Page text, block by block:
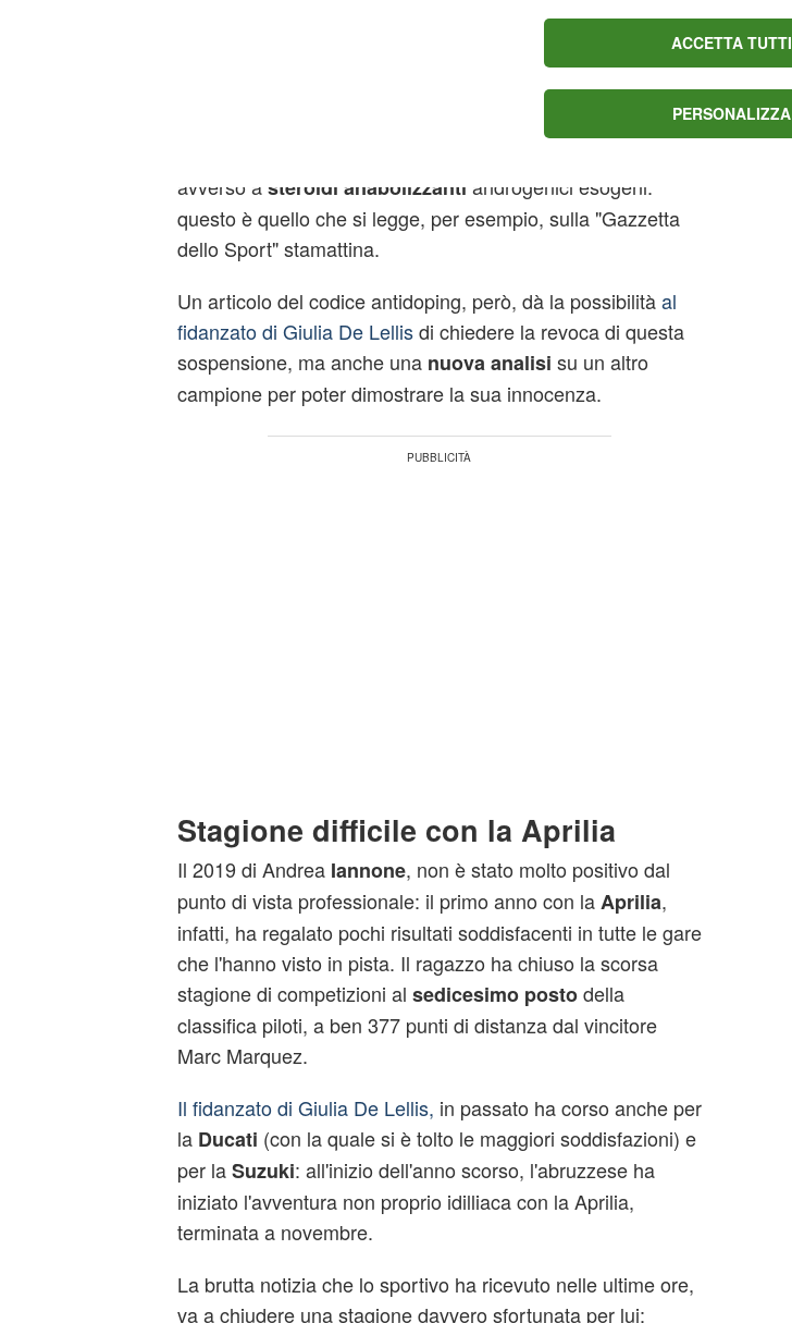
avverso asteroidi anabolizzanti androgenici esogeni:
questo è quello che si legge, per esempio, sulla "Gazzetta
dello Sport" stamattina.
Un articolo del codice antidoping, però, dà la possibilitàal
fidanzato di Giulia De Lellisdi chiedere la revoca di questa
sospensione, ma anche una nuova analisi su un altro
campione per poter dimostrare la sua innocenza.
Stagione difficile con la Aprilia
Il 2019 di Andrea Iannone, non è stato molto positivo dal
punto di vista professionale: il primo anno con laAprilia,
infatti, ha regalato pochi risultati soddisfacenti in tutte le gare
che l'hanno visto in pista. Il ragazzo ha chiuso la scorsa
stagione di competizioni al sedicesimo postodella
classifica piloti, a ben 377 punti di distanza dal vincitore
Marc Marquez.
Il fidanzato di Giulia De Lellis, in passato ha corso anche per
la Ducati (con la quale si è tolto le maggiori soddisfazioni) e
per laSuzuki: all'inizio dell'anno scorso, l'abruzzese ha
iniziato l'avventura non proprio idilliaca con la Aprilia,
terminata a novembre.
La brutta notizia che lo sportivo ha ricevuto nelle ultime ore,
va a chiudere una stagione davvero sfortunata per lui:
ACCETTA TUTTI
PERSONALIZZA